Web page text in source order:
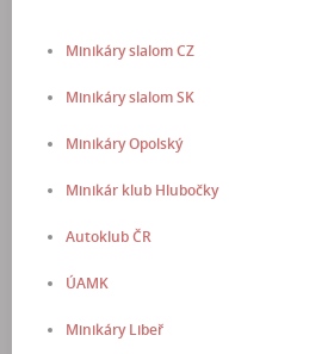
Minikáry slalom CZ
Minikáry slalom SK
Minikáry Opolský
Minikár klub Hlubočky
Autoklub ČR
ÚAMK
Minikáry Libeř